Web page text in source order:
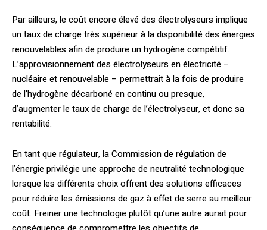
Par ailleurs, le coût encore élevé des électrolyseurs implique
un taux de charge très supérieur à la disponibilité des énergies
renouvelables afin de produire un hydrogène compétitif.
L’approvisionnement des électrolyseurs en électricité –
nucléaire et renouvelable – permettrait à la fois de produire
de l’hydrogène décarboné en continu ou presque,
d’augmenter le taux de charge de l’électrolyseur, et donc sa
rentabilité.
En tant que régulateur, la Commission de régulation de
l’énergie privilégie une approche de neutralité technologique
lorsque les différents choix offrent des solutions efficaces
pour réduire les émissions de gaz à effet de serre au meilleur
coût. Freiner une technologie plutôt qu’une autre aurait pour